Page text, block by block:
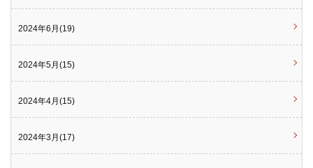
2024年6月(19)
2024年5月(15)
2024年4月(15)
2024年3月(17)